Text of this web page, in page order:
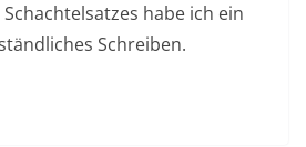
habe ich ein
Schreiben.